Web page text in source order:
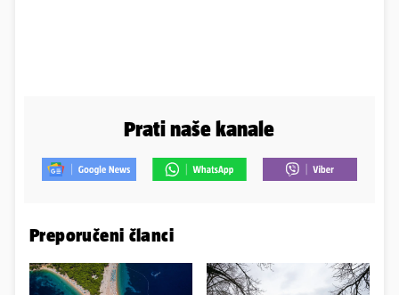
Prati naše kanale
Preporučeni članci